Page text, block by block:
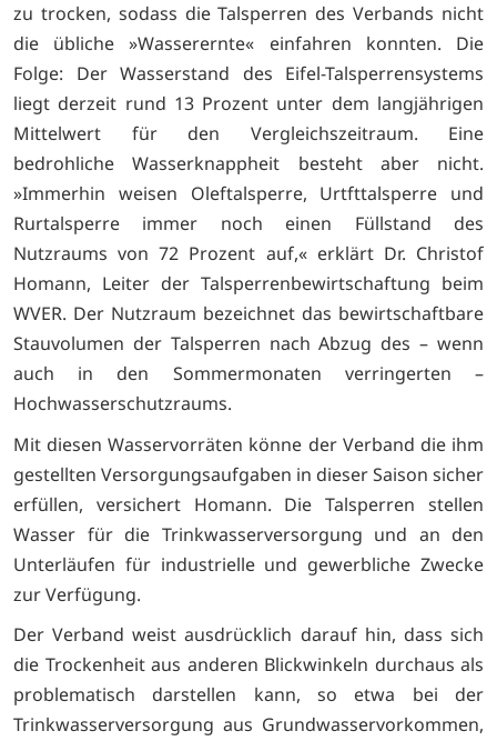
zu trocken, sodass die Talsperren des Verbands nicht
die übliche »Wasserernte« einfahren konnten. Die
Folge: Der Wasserstand des Eifel-Talsperrensystems
liegt derzeit rund 13 Prozent unter dem langjährigen
Mittelwert für den Vergleichszeitraum. Eine
bedrohliche Wasserknappheit besteht aber nicht.
»Immerhin weisen Oleftalsperre, Urtfttalsperre und
Rurtalsperre immer noch einen Füllstand des
Nutzraums von 72 Prozent auf,« erklärt Dr. Christof
Homann, Leiter der Talsperrenbewirtschaftung beim
WVER. Der Nutzraum bezeichnet das bewirtschaftbare
Stauvolumen der Talsperren nach Abzug des – wenn
auch in den Sommermonaten verringerten –
Hochwasserschutzraums.
Mit diesen Wasservorräten könne der Verband die ihm
gestellten Versorgungsaufgaben in dieser Saison sicher
erfüllen, versichert Homann. Die Talsperren stellen
Wasser für die Trinkwasserversorgung und an den
Unterläufen für industrielle und gewerbliche Zwecke
zur Verfügung.
Der Verband weist ausdrücklich darauf hin, dass sich
die Trockenheit aus anderen Blickwinkeln durchaus als
problematisch darstellen kann, so etwa bei der
Trinkwasserversorgung aus Grundwasservorkommen,